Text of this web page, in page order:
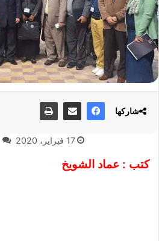
17 فبراير، 2020
كتب : عماد الشويخ
شاركها